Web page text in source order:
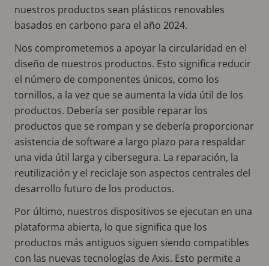
nuestros productos sean plásticos renovables
basados en carbono para el año 2024.
Nos comprometemos a apoyar la circularidad en el
diseño de nuestros productos. Esto significa reducir
el número de componentes únicos, como los
tornillos, a la vez que se aumenta la vida útil de los
productos. Debería ser posible reparar los
productos que se rompan y se debería proporcionar
asistencia de software a largo plazo para respaldar
una vida útil larga y cibersegura. La reparación, la
reutilización y el reciclaje son aspectos centrales del
desarrollo futuro de los productos.
Por último, nuestros dispositivos se ejecutan en una
plataforma abierta, lo que significa que los
productos más antiguos siguen siendo compatibles
con las nuevas tecnologías de Axis. Esto permite a